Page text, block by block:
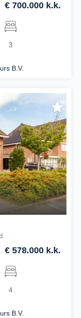
€ 700.000 k.k.
3
B.V.
€ 578.000 k.k.
4
B.V.